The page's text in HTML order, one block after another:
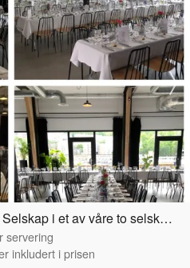
Gamlebyen Mat og Drikke - Selskap i et av våre to selskapslokaler
servering
inkludert i prisen